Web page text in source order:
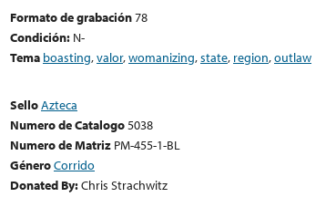
Formato de grabación78
Condición: N-
Tema boasting,valor,womanizing,state, region,outlaw
SelloAzteca
Numero de Catalogo5038
Numero de Matriz PM-455-1-BL
GéneroCorrido
Donated By:Chris Strachwitz